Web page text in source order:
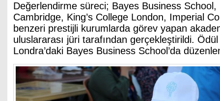
Değerlendirme süreci; Bayes Business
Cambridge, King’s College London, Imperial
benzeri prestijli kurumlarda görev yapan
uluslararası jüri tarafından gerçekleştirildi.
Londra’daki Bayes Business School’da